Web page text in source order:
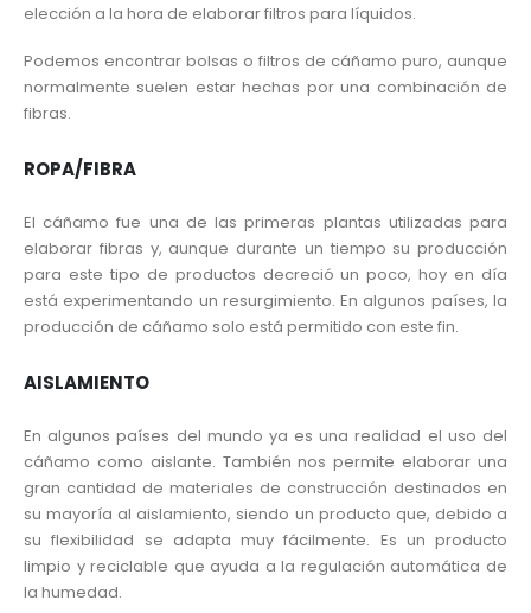
elección a la hora de elaborar filtros para líquidos.
Podemos encontrar bolsas o filtros de cáñamo puro, aunque
normalmente suelen estar hechas por una combinación de
fibras.
ROPA/FIBRA
El cáñamo fue una de las primeras plantas utilizadas para
elaborar fibras y, aunque durante un tiempo su producción
para este tipo de productos decreció un poco, hoy en día
está experimentando un resurgimiento. En algunos países, la
producción de cáñamo solo está permitido con este fin.
AISLAMIENTO
En algunos países del mundo ya es una realidad el uso del
cáñamo como aislante. También nos permite elaborar una
gran cantidad de materiales de construcción destinados en
su mayoría al aislamiento, siendo un producto que, debido a
su flexibilidad se adapta muy fácilmente. Es un producto
limpio y reciclable que ayuda a la regulación automática de
la humedad.